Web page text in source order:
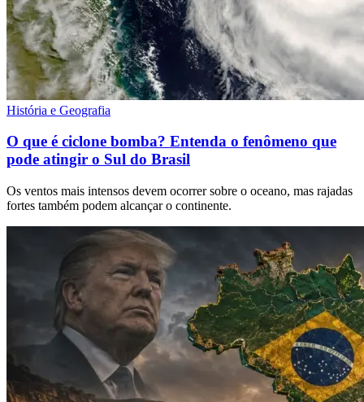
História e Geografia
O que é ciclone bomba? Entenda o fenômeno que
pode atingir o Sul do Brasil
Os ventos mais intensos devem ocorrer sobre o oceano, mas rajadas
fortes também podem alcançar o continente.